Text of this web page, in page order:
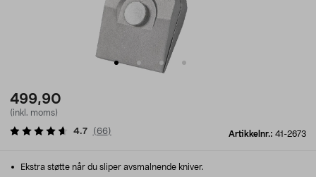
499,90
(inkl. moms)
Artikkelnr.: 41-2673
4.7 (66)
Ekstra støtte når du sliper avsmalnende kniver.